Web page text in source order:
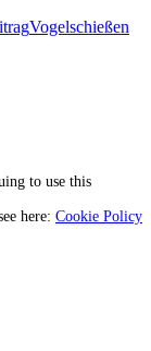
Vogelschießen
to use this
here: Cookie Policy